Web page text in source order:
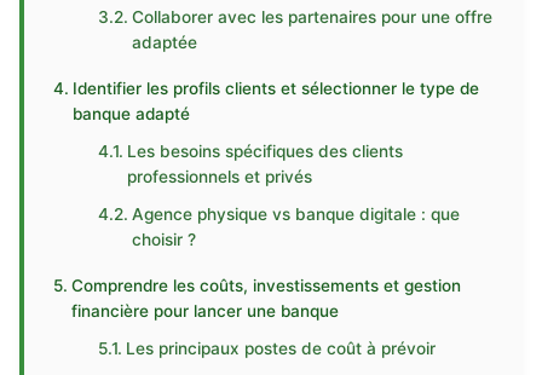
Collaborer avec les partenaires pour une offre
adaptée
Identifier les profils clients et sélectionner le type de
banque adapté
Les besoins spécifiques des clients
professionnels et privés
Agence physique vs banque digitale : que
choisir ?
Comprendre les coûts, investissements et gestion
financière pour lancer une banque
Les principaux postes de coût à prévoir